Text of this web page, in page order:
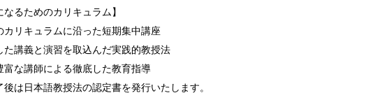
なるためのカリキュラム】
リキュラムに沿った短期集中講座
講義と演習を取込んだ実践的教授法
な講師による徹底した教育指導
後は日本語教授法の認定書を発行いたします。